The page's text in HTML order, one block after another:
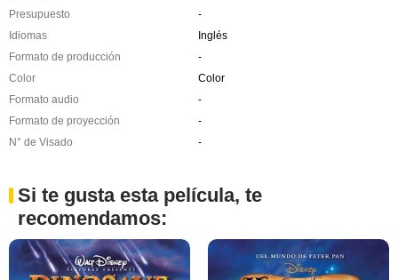
Presupuesto
-
Idiomas
Inglés
Formato de producción
-
Color
Color
Formato audio
-
Formato de proyección
-
N° de Visado
-
Si te gusta esta película, te
recomendamos: